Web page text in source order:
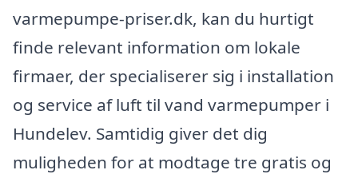
varmepumpe-priser.dk, kan du hurtigt
finde relevant information om lokale
firmaer, der specialiserer sig i installation
og service af luft til vand varmepumper i
Hundelev. Samtidig giver det dig
muligheden for at modtage tre gratis og